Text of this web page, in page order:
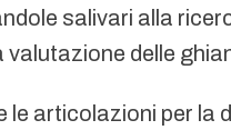
salivari alla
valutazione delle
le articolazioni per